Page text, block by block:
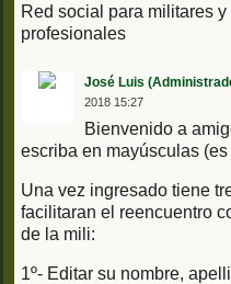
Red social para militares
profesionales
José Luis
2018 15:27
Bienvenido a
escriba en mayúsculas
Una vez ingresado tiene
facilitaran el reencuentro
de la mili:
1º- Editar su nombre,